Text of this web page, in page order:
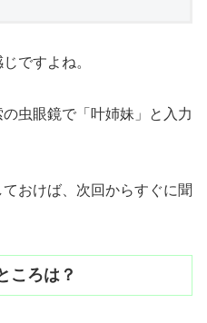
ですよね。
虫眼鏡で「叶姉妹」と入力
おけば、次回からすぐに聞
ころは？